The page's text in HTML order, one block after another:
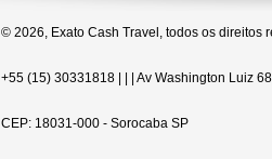
© 2026, Exato Cash Travel, todos os direitos
+55 (15) 30331818 | | | Av Washington Luiz
CEP: 18031-000 - Sorocaba SP